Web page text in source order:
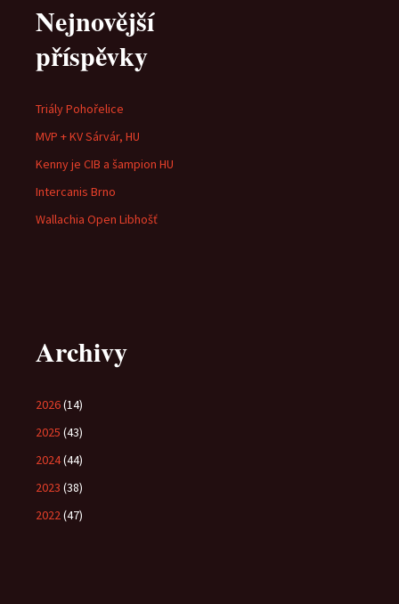
Nejnovější
příspěvky
Triály Pohořelice
MVP + KV Sárvár, HU
Kenny je CIB a šampion HU
Intercanis Brno
Wallachia Open Libhošť
Archivy
2026(14)
2025 (43)
2024(44)
2023 (38)
2022(47)